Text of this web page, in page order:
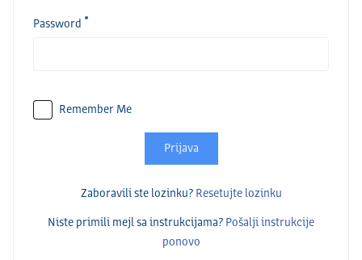
Password
Remember Me
Prijava
Zaboravili ste lozinku? Resetujte lozinku
Niste primili mejl sa instrukcijama? Pošalјi instrukcije
ponovo